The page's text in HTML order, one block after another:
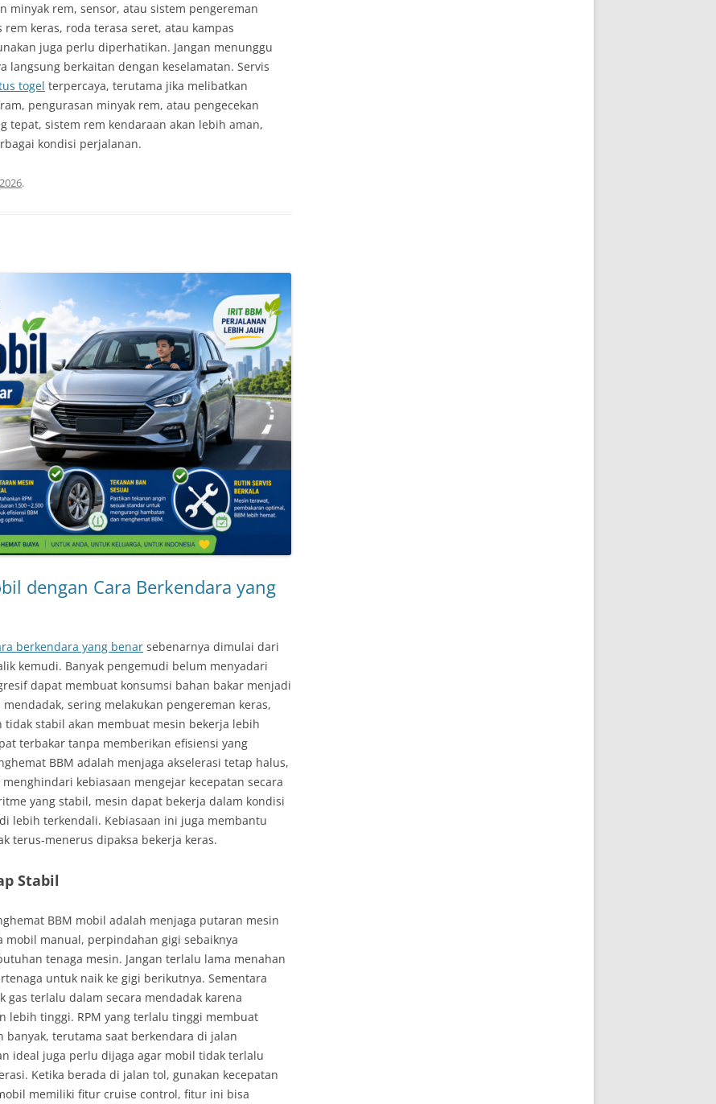
minyak rem, sensor, atau sistem pengereman
keras, roda terasa seret, atau kampas
juga perlu diperhatikan. Jangan menunggu
langsung berkaitan dengan keselamatan. Servis
togel terpercaya, terutama jika melibatkan
pengurasan minyak rem, atau pengecekan
tepat, sistem rem kendaraan akan lebih aman,
kondisi perjalanan.
.
dengan Cara Berkendara yang
berkendara yang benar sebenarnya dimulai dari
kemudi. Banyak pengemudi belum menyadari
dapat membuat konsumsi bahan bakar menjadi
sering melakukan pengereman keras,
stabil akan membuat mesin bekerja lebih
terbakar tanpa memberikan efisiensi yang
BBM adalah menjaga akselerasi tetap halus,
kebiasaan mengejar kecepatan secara
yang stabil, mesin dapat bekerja dalam kondisi
lebih terkendali. Kebiasaan ini juga membantu
terus-menerus dipaksa bekerja keras.
Stabil
BBM mobil adalah menjaga putaran mesin
mobil manual, perpindahan gigi sebaiknya
tenaga mesin. Jangan terlalu lama menahan
untuk naik ke gigi berikutnya. Sementara
terlalu dalam secara mendadak karena
lebih tinggi. RPM yang terlalu tinggi membuat
terutama saat berkendara di jalan
ideal juga perlu dijaga agar mobil tidak terlalu
Ketika berada di jalan tol, gunakan kecepatan
memiliki fitur cruise control, fitur ini bisa